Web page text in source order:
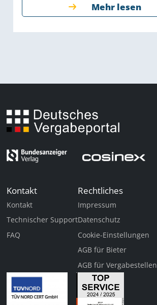
Mehr lesen
Kontakt
Kontakt
Technischer Support
FAQ
Rechtliches
Impressum
Datenschutz
Cookie-Einstellungen
AGB für Bieter
AGB für Vergabestellen